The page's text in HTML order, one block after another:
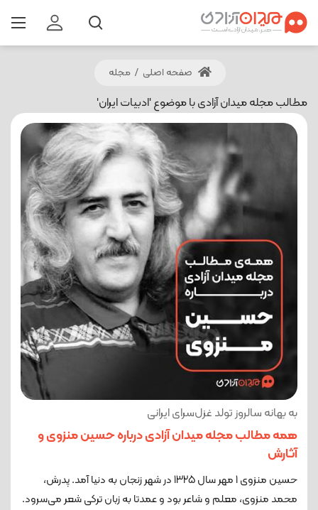
صفحه اصلی / مجله
مطالب مجله میدان آزادی با موضوع 'ادبیات ایران'
به بهانه سالروز تولد غزل‌سرای ایرانی
همه مطالب مجله میدان آزادی درباره حسین منزوی و
آثارش
حسین منزوی 1 مهر سال 1325 در شهر زنجان به دنیا آمد. پدرش،
محمد منزوی، معلم و شاعر بود و عمدتا به زبان ترکی شعر می‌سرود.